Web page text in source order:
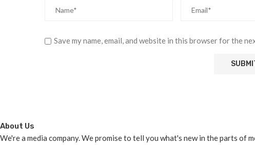
Save my name, email, and website in this browser for the
About Us
We're a media company. We promise to tell you what's new in the parts